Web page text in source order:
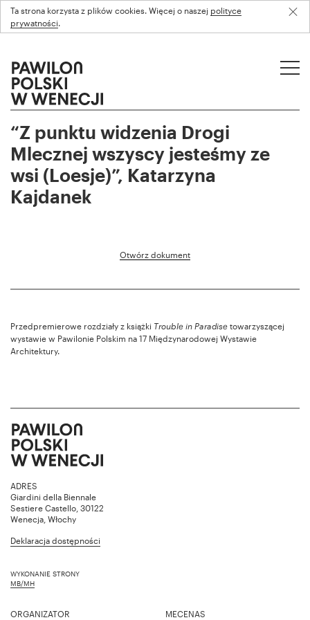
Ta strona korzysta z plików cookies. Więcej o naszej polityce
prywatności.
“Z punktu widzenia Drogi
Mlecznej wszyscy jesteśmy ze
wsi (Loesje)”, Katarzyna
Kajdanek
Otwórz dokument
Przedpremierowe rozdziały z książki Trouble in Paradise towarzyszącej
wystawie w Pawilonie Polskim na 17 Międzynarodowej Wystawie
Architektury.
ADRES
Giardini della Biennale
Sestiere Castello, 30122
Wenecja, Włochy
Deklaracja dostępności
WYKONANIE STRONY
MB/MH
ORGANIZATOR MECENAS